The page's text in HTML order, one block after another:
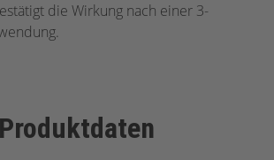
die Wirkung nach einer 3-
Produktdaten